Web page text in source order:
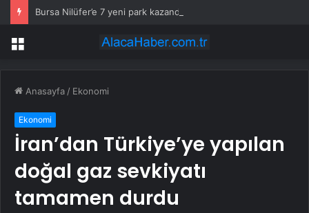
Bursa Nilüfer’e 7 yeni park kazandırılıyor
Menü
Anasayfa / Ekonomi
Ekonomi
İran’dan Türkiye’ye yapılan
doğal gaz sevkiyatı
tamamen durdu